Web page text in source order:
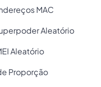
MAC
Aleatório
Aleatório
Proporção